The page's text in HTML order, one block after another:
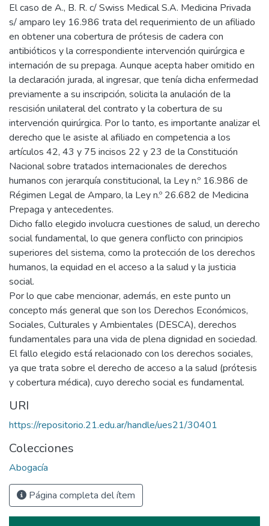
El caso de A., B. R. c/ Swiss Medical S.A. Medicina Privada
s/ amparo ley 16.986 trata del requerimiento de un afiliado
en obtener una cobertura de prótesis de cadera con
antibióticos y la correspondiente intervención quirúrgica e
internación de su prepaga. Aunque acepta haber omitido en
la declaración jurada, al ingresar, que tenía dicha enfermedad
previamente a su inscripción, solicita la anulación de la
rescisión unilateral del contrato y la cobertura de su
intervención quirúrgica. Por lo tanto, es importante analizar el
derecho que le asiste al afiliado en competencia a los
artículos 42, 43 y 75 incisos 22 y 23 de la Constitución
Nacional sobre tratados internacionales de derechos
humanos con jerarquía constitucional, la Ley n.º 16.986 de
Régimen Legal de Amparo, la Ley n.º 26.682 de Medicina
Prepaga y antecedentes.
Dicho fallo elegido involucra cuestiones de salud, un derecho
social fundamental, lo que genera conflicto con principios
superiores del sistema, como la protección de los derechos
humanos, la equidad en el acceso a la salud y la justicia
social.
Por lo que cabe mencionar, además, en este punto un
concepto más general que son los Derechos Económicos,
Sociales, Culturales y Ambientales (DESCA), derechos
fundamentales para una vida de plena dignidad en sociedad.
El fallo elegido está relacionado con los derechos sociales,
ya que trata sobre el derecho de acceso a la salud (prótesis
y cobertura médica), cuyo derecho social es fundamental.
URI
https://repositorio.21.edu.ar/handle/ues21/30401
Colecciones
Abogacía
Página completa del ítem